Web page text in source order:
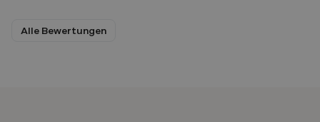
Alle Bewertungen